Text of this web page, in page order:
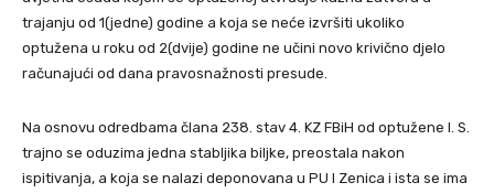
trajanju od 1(jedne) godine a koja se neće izvršiti ukoliko
optužena u roku od 2(dvije) godine ne učini novo krivično djelo
računajući od dana pravosnažnosti presude.
Na osnovu odredbama člana 238. stav 4. KZ FBiH od optužene I. S.
trajno se oduzima jedna stabljika biljke, preostala nakon
ispitivanja, a koja se nalazi deponovana u PU I Zenica i ista se ima